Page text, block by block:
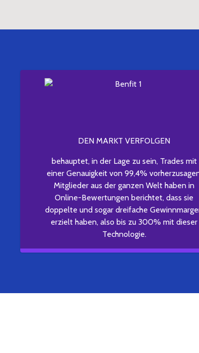
DEN MARKT VERFOLGEN
behauptet, in der Lage zu sein, Trades mit
einer Genauigkeit von 99,4%
Mitglieder aus der ganzen Welt haben in
Online-Bewertungen berichtet, dass sie
doppelte und sogar dreifache
erzielt haben, also bis zu 300% mit dieser
Technologie.